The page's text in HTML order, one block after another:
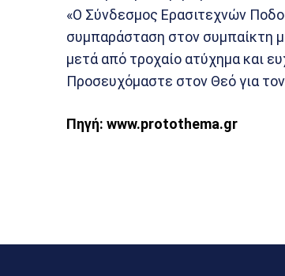
«Ο Σύνδεσμος Ερασιτεχνών
συμπαράσταση στον συμπαίκτη
μετά από τροχαίο ατύχημα και
Προσευχόμαστε στον Θεό για
Πηγή: www.protothema.gr